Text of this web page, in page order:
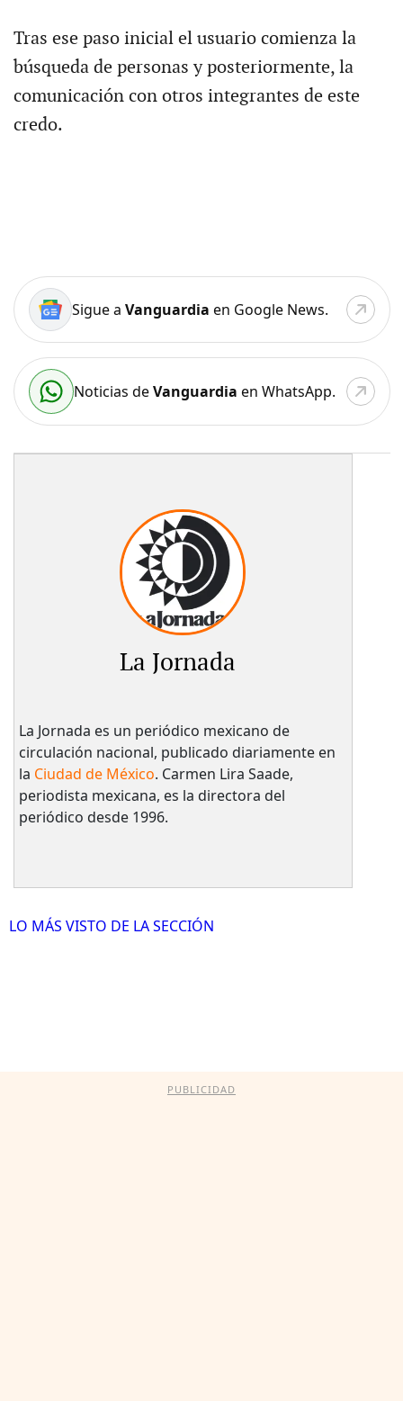
Tras ese paso inicial el usuario comienza la
búsqueda de personas y posteriormente, la
comunicación con otros integrantes de este
credo.
Sigue a Vanguardia en Google News.
Noticias deVanguardia en WhatsApp.
La Jornada
La Jornada es un periódico mexicano de
circulación nacional, publicado diariamente en
la Ciudad de México. Carmen Lira Saade,
periodista mexicana, es la directora del
periódico desde 1996.
LO MÁS VISTO DE LA SECCIÓN
PUBLICIDAD